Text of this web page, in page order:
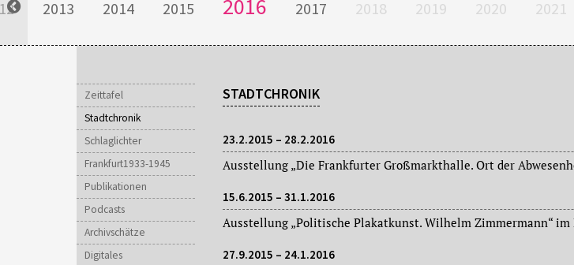
2013 2014 2015 2016 2017 2018 2019 2020 2021
Zeittafel
Stadtchronik
Schlaglichter
Frankfurt1933-1945
Publikationen
Podcasts
Archivschätze
Digitales
STADTCHRONIK
23.2.2015 – 28.2.2016
15.6.2015 – 31.1.2016
27.9.2015 – 24.1.2016